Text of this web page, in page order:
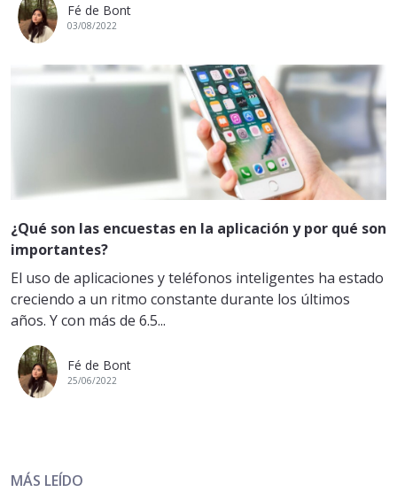
Fé de Bont
03/08/2022
¿Qué son las encuestas en la aplicación y por qué son
importantes?
El uso de aplicaciones y teléfonos inteligentes ha estado
creciendo a un ritmo constante durante los últimos
años. Y con más de 6.5...
Fé de Bont
25/06/2022
MÁS LEÍDO